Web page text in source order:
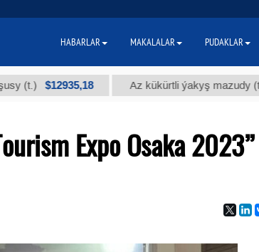
$12935,18 Az kükürtli ýakyş mazudy (t.) $300
Expo Osaka 2023”
HABARLAR MAKALALAR PUDAKLAR